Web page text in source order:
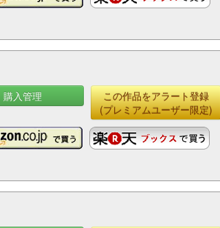
購入管理
この作品をアラート登録
(プレミアムユーザー限定)